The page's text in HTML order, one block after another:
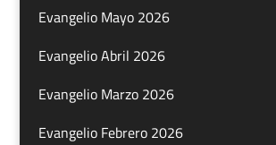
Evangelio Mayo 2026
Evangelio Abril 2026
Evangelio Marzo 2026
Evangelio Febrero 2026